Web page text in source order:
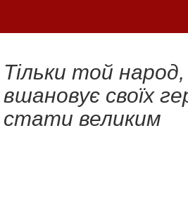
Тільки той
вшановує своїх
стати великим